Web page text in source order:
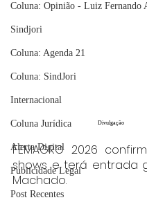
Coluna: Opinião - Luiz Fernando
Sindjori
Coluna: Agenda 21
Coluna: SindJori
Internacional
Coluna Jurídica
Alerta Digital
Publicidade Legal
Post Recentes
Divulgação
FEMAGRO 2026
shows e terá entrada
Machado.